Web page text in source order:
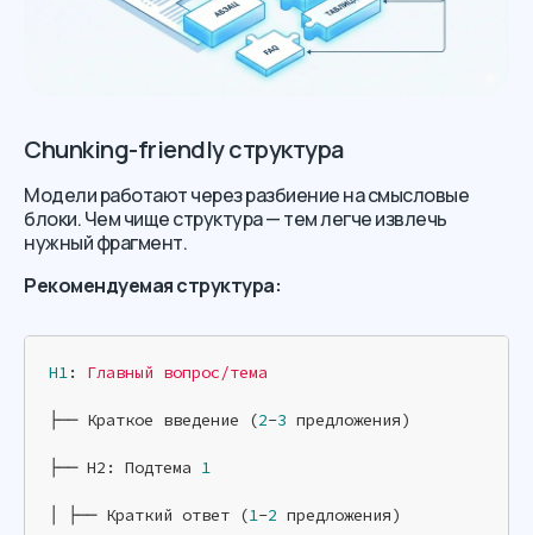
Chunking-friendly структура
Модели работают через разбиение на смысловые
блоки. Чем чище структура — тем легче извлечь
нужный фрагмент.
Рекомендуемая структура:
H1 : Главный вопрос/тема
├── Краткое введение (2-3 предложения)
├── H2: Подтема 1
│ ├── Краткий ответ (1 -2 предложения)